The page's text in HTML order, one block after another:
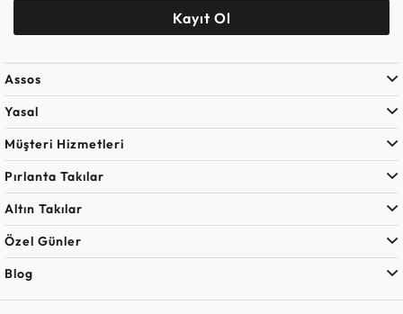
Kayıt Ol
Assos
Yasal
Müşteri Hizmetleri
Pırlanta Takılar
Altın Takılar
Özel Günler
Blog